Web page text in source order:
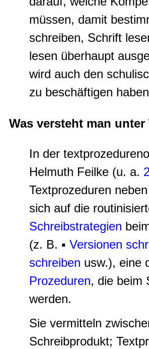
müssen, damit
schreiben, Schrift
lesen überhaupt
wird auch den
zu beschäftigen
Was versteht man
In der
Helmuth Feilke (u. a.
Textprozeduren
sich auf die
Schreibstrategien
(z. B. ▪ Versionen
schreiben usw.), eine
Prozeduren, die beim
werden.
Sie vermitteln
Schreibprodukt;